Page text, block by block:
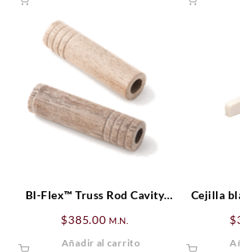
BI-Flex™ Truss Rod Cavity
$385.00 M.N.
Añadir al carrito
Cejilla
$